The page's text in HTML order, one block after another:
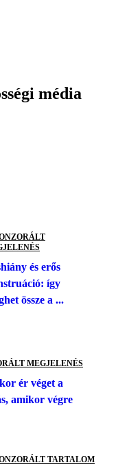
média
és erős
így
össze a ...
MEGJELENÉS
ér véget a
amikor végre
TARTALOM